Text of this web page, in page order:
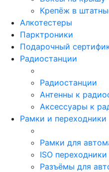
Крепёж в
Алкотестеры
Парктроники
Подарочный
Радиостанции
Радиостанции
Антенны к
Аксессуары к
Рамки и переходники
Рамки для
ISO переходники
Разъёмы для